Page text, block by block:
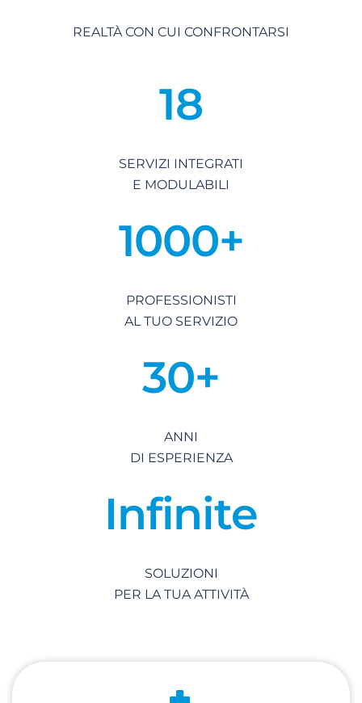
REALTÀ CON CUI CONFRONTARSI
18
SERVIZI INTEGRATI
E MODULABILI
1000+
PROFESSIONISTI
AL TUO SERVIZIO
30+
ANNI
DI ESPERIENZA
Infinite
SOLUZIONI
PER LA TUA ATTIVITÀ